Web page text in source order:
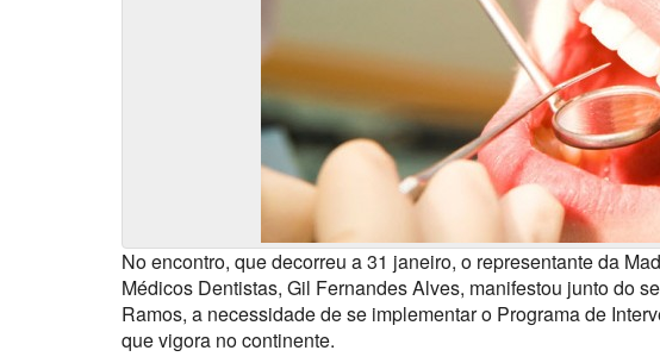
No encontro, que decorreu a 31 janeiro, o representante da
Médicos Dentistas, Gil Fernandes Alves, manifestou junto do
Ramos, a necessidade de se implementar o Programa de
que vigora no continente.